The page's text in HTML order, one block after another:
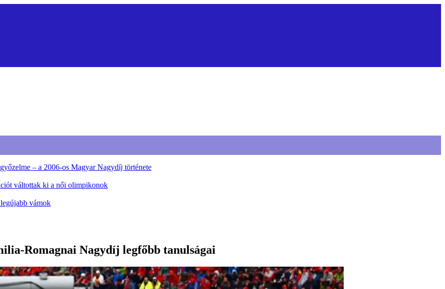
– a 2006-os Magyar Nagydíj története
váltottak ki a női olimpikonok
vámok
Romagnai Nagydíj legfőbb tanulságai